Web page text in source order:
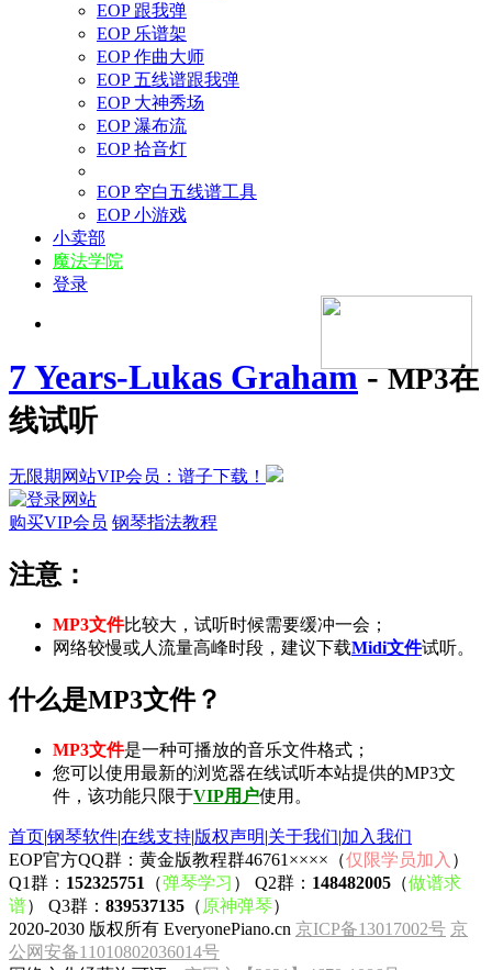
EOP 跟我弹
EOP 乐谱架
EOP 作曲大师
EOP 五线谱跟我弹
EOP 大神秀场
EOP 瀑布流
EOP 拾音灯
EOP 空白五线谱工具
EOP 小游戏
小卖部
魔法学院
登录
7 Years-Lukas Graham-MP3在
线试听
无限期网站VIP会员：谱子下载！
购买VIP会员 钢琴指法教程
注意：
MP3文件比较大，试听时候需要缓冲一会；
网络较慢或人流量高峰时段，建议下载Midi文件试听。
什么是MP3文件？
MP3文件是一种可播放的音乐文件格式；
您可以使用最新的浏览器在线试听本站提供的MP3文
件，该功能只限于VIP用户使用。
首页|钢琴软件|在线支持|版权声明|关于我们|加入我们
EOP官方QQ群：黄金版教程群46761××××（仅限学员加入 ）
Q1群： 152325751 （弹琴学习 ） Q2群： 148482005 （做谱求
谱） Q3群： 839537135 （ 原神弹琴）
2020-2030 版权所有 EveryonePiano.cn 京ICP备13017002号 京
公网安备11010802036014号